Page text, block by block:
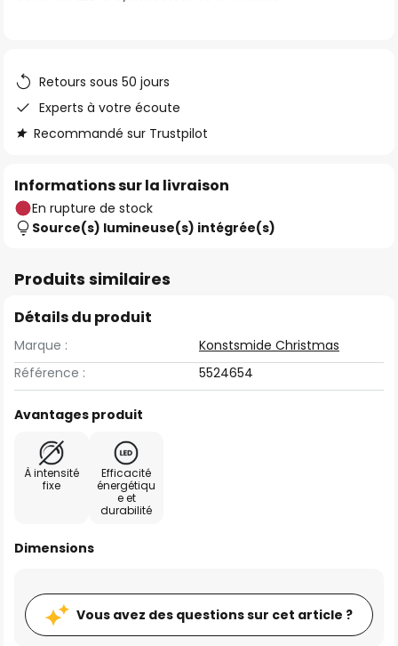
Retours sous 50 jours
Experts à votre écoute
Recommandé sur Trustpilot
Informations sur la livraison
En rupture de stock
Source(s) lumineuse(s) intégrée(s)
Produits similaires
Détails du produit
Marque :
Konstsmide Christmas
Référence :
5524654
Avantages produit
À intensité
fixe
Efficacité
énergétiqu
e et
durabilité
Dimensions
Vous avez des questions sur cet article ?